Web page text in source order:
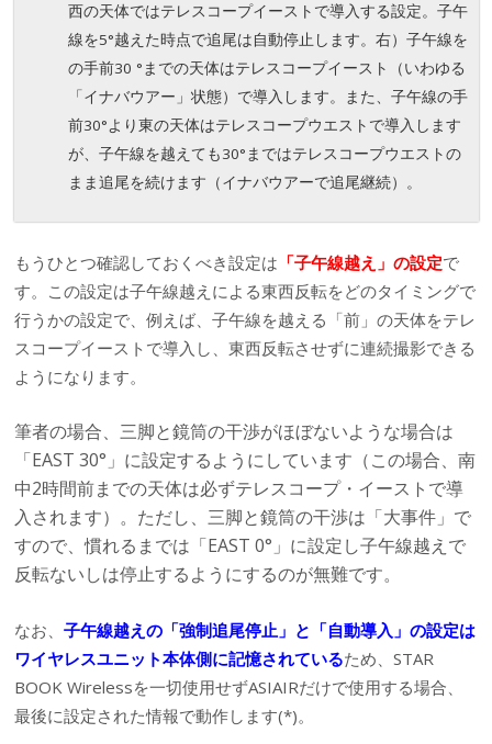
西の天体ではテレスコープイーストで導入する設定。子午
線を5°越えた時点で追尾は自動停止します。右）子午線を
の手前30 °までの天体はテレスコープイースト（いわゆる
「イナバウアー」状態）で導入します。また、子午線の手
前30°より東の天体はテレスコープウエストで導入します
が、子午線を越えても30°まではテレスコープウエストの
まま追尾を続けます（イナバウアーで追尾継続）。
もうひとつ確認しておくべき設定は 「子午線越え」の設定で
す。この設定は子午線越えによる東西反転をどのタイミングで
行うかの設定で、例えば、子午線を越える「前」の天体をテレ
スコープイーストで導入し、東西反転させずに連続撮影できる
ようになります。
筆者の場合、三脚と鏡筒の干渉がほぼないような場合は
「EAST 30°」に設定するようにしています（この場合、南
中2時間前までの天体は必ずテレスコープ・イーストで導
入されます）。ただし、三脚と鏡筒の干渉は「大事件」で
すので、慣れるまでは「EAST 0°」に設定し子午線越えで
反転ないしは停止するようにするのが無難です。
なお、子午線越えの「強制追尾停止」と「自動導入」の設定は
ワイヤレスユニット本体側に記憶されているため、STAR
BOOK Wirelessを一切使用せずASIAIRだけで使用する場合、
最後に設定された情報で動作します(*)。